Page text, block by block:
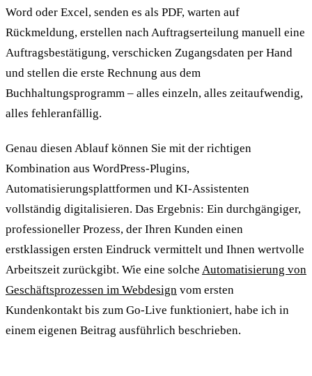
Word oder Excel, senden es als PDF, warten auf
Rückmeldung, erstellen nach Auftragserteilung manuell eine
Auftragsbestätigung, verschicken Zugangsdaten per Hand
und stellen die erste Rechnung aus dem
Buchhaltungsprogramm – alles einzeln, alles zeitaufwendig,
alles fehleranfällig.
Genau diesen Ablauf können Sie mit der richtigen
Kombination aus WordPress-Plugins,
Automatisierungsplattformen und KI-Assistenten
vollständig digitalisieren. Das Ergebnis: Ein durchgängiger,
professioneller Prozess, der Ihren Kunden einen
erstklassigen ersten Eindruck vermittelt und Ihnen wertvolle
Arbeitszeit zurückgibt. Wie eine solche Automatisierung von
Geschäftsprozessen im Webdesign vom ersten
Kundenkontakt bis zum Go-Live funktioniert, habe ich in
einem eigenen Beitrag ausführlich beschrieben.